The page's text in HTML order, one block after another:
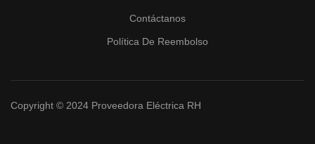
Contáctanos
Política De Reembolso
Copyright © 2024 Proveedora Eléctrica RH